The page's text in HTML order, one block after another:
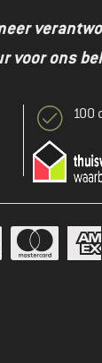
voor ons
100